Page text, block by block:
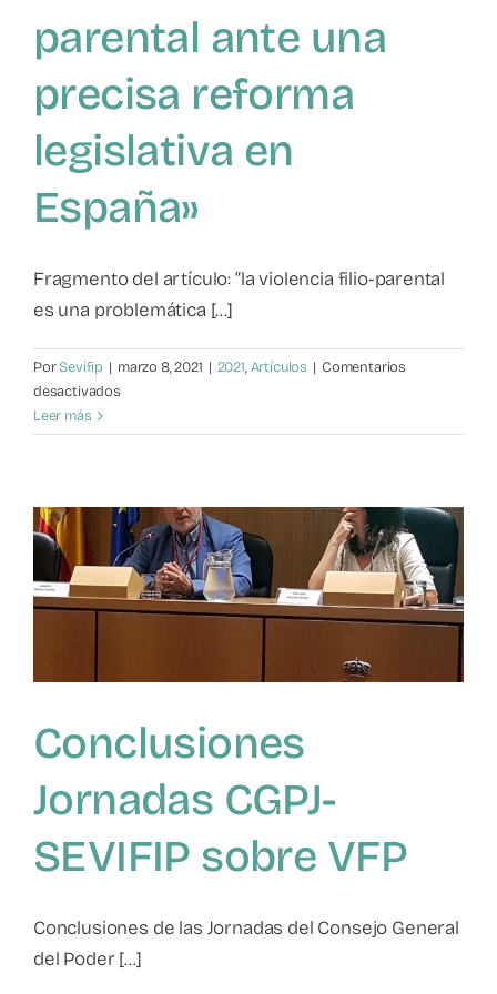
parental ante una
precisa reforma
legislativa en
España»
Fragmento del artículo: “la violencia filio-parental
es una problemática [...]
PorSevifip | marzo 8, 2021 | 2021,Artículos | Comentarios
desactivadosen
de
Ruíz:
«La
violencia
filio-
parental
precisa
legislativa
en
España»
Leer más
Conclusiones
Jornadas CGPJ-
SEVIFIP sobre VFP
Conclusiones de las Jornadas del Consejo General
del Poder [...]